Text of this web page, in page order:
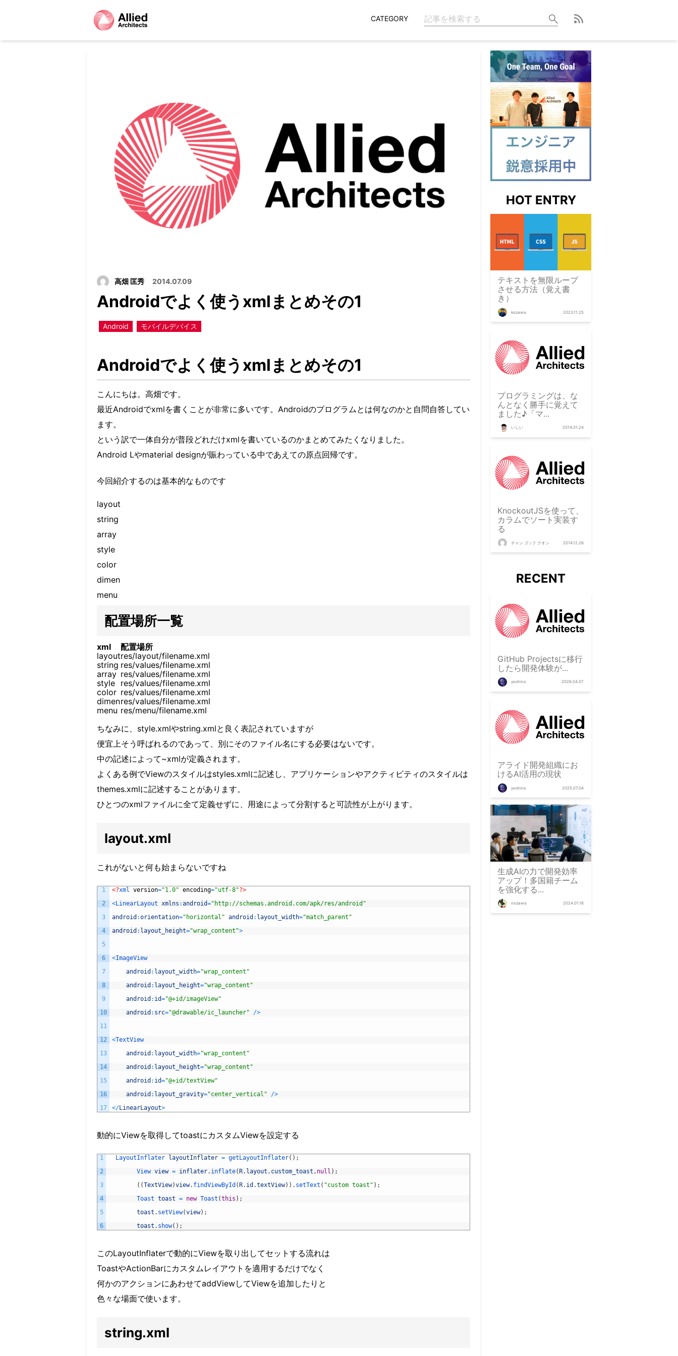
CATEGORY
高畑 匡秀 2014.07.09
Androidでよく使うxmlまとめその1
Android モバイルデバイス
Androidでよく使うxmlまとめその1
こんにちは。高畑です。
最近Androidでxmlを書くことが非常に多いです。Androidのプログラムとは何なのかと自問自答してい
ます。
という訳で一体自分が普段どれだけxmlを書いているのかまとめてみたくなりました。
Android Lやmaterial designが賑わっている中であえての原点回帰です。
今回紹介するのは基本的なものです
layout
string
array
style
color
dimen
menu
配置場所一覧
xml
配置場所
layoutres/layout/filename.xml
string res/values/filename.xml
array res/values/filename.xml
style res/values/filename.xml
color res/values/filename.xml
dimenres/values/filename.xml
menu res/menu/filename.xml
ちなみに、style.xmlやstring.xmlと良く表記されていますが
便宜上そう呼ばれるのであって、別にそのファイル名にする必要はないです。
中の記述によって~xmlが定義されます。
よくある例でViewのスタイルはstyles.xmlに記述し、アプリケーションやアクティビティのスタイルは
themes.xmlに記述することがあります。
ひとつのxmlファイルに全て定義せずに、用途によって分割すると可読性が上がります。
layout.xml
これがないと何も始まらないですね
1
2
3
4
5
6
7
8
9
10
11
12
13
14
15
16
17
<?xml version="1.0" encoding="utf-8"?>
<LinearLayout xmlns :android="http://schemas.android.com/apk/res/android"
android :orientation="horizontal" android : layout_width="match_parent"
android : layout_height="wrap_content">
<ImageView
android : layout_width="wrap_content"
android : layout_height="wrap_content"
android : id="@+id/imageView"
android : src="@drawable/ic_launcher" />
<TextView
android : layout_width="wrap_content"
android : layout_height="wrap_content"
android : id="@+id/textView"
android : layout_gravity="center_vertical" />
</LinearLayout>
動的にViewを取得してtoastにカスタムViewを設定する
1
2
3
4
5
6
LayoutInflater layoutInflater = getLayoutInflater( ) ;
View view = inflater. inflate( R. layout . custom_toast , null ) ;
( (TextView)view. findViewById ( R. id .textView) ) . setText ( "custom toast" ) ;
Toast toast = new Toast (this ) ;
toast . setView(view) ;
toast . show( ) ;
このLayoutInflaterで動的にViewを取り出してセットする流れは
ToastやActionBarにカスタムレイアウトを適用するだけでなく
何かのアクションにあわせてaddViewしてViewを追加したりと
色々な場面で使います。
string.xml
HOT ENTRY
テキストを無限ループ
させる方法（覚え書
き）
kozawa 2023.11.25
プログラミングは、な
んとなく勝手に覚えて
ました♪「マ...
いしい 2014.01.24
KnockoutJSを使って、
カラムでソート実装す
る
チャン ゴック クオン 2014.12.26
RECENT
GitHub Projectsに移行
したら開発体験が...
yoshino 2026.04.07
アライド開発組織にお
けるAI活用の現状
yoshino 2025.07.04
生成AIの力で開発効率
アップ！多国籍チーム
を強化する...
nozawa 2024.01.18